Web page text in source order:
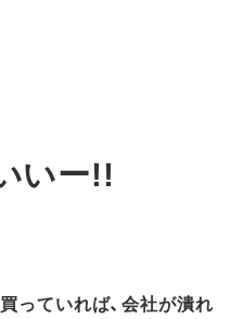
いー!!
っていれば、会社が潰れ